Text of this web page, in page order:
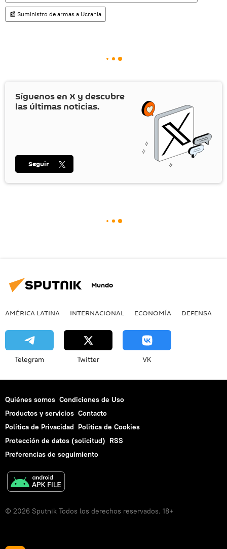
📰 Suministro de armas a Ucrania
Síguenos en X y descubre
las últimas noticias.
Seguir
Mundo
AMÉRICA LATINA INTERNACIONAL ECONOMÍA DEFENSA
Telegram Twitter VK
Quiénes somos Condiciones de Uso
Productos y servicios Contacto
Política de Privacidad Politica de Cookies
Protección de datos (solicitud) RSS
Preferencias de seguimiento
© 2026 Sputnik Todos los derechos reservados. 18+